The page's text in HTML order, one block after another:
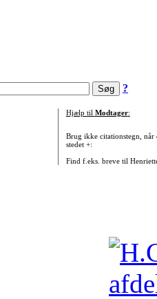
?
Hjælp til Modtager:
Brug ikke citationstegn, når
stedet +:
Find f.eks. breve til